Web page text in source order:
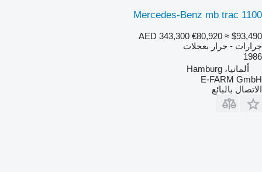
Mercedes-Benz mb trac 1100
AED 343,300 €80,920 ≈ $93,490
جرارات - جرار بعجلات
1986
ألمانيا، Hamburg
E-FARM GmbH
الاتصال بالبائع